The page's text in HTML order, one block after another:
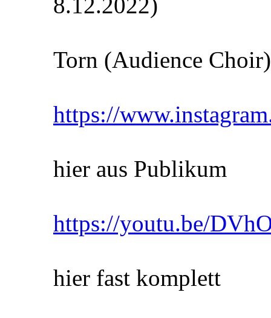
Torn (Audience Choir)
https://
hier aus Publikum
https://youtu.be/
hier fast komplett